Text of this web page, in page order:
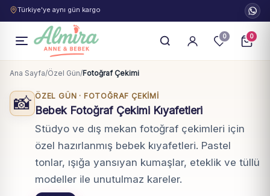
Türkiye'ye aynı gün kargo
0 0
Ana Sayfa/Özel Gün/Fotoğraf Çekimi
📸 ÖZEL GÜN · FOTOĞRAF ÇEKIMI
Bebek Fotoğraf Çekimi Kıyafetleri
Stüdyo ve dış mekan fotoğraf çekimleri için
özel hazırlanmış bebek kıyafetleri. Pastel
tonlar, ışığa yansıyan kumaşlar, eteklik ve tüllü
modeller ile unutulmaz kareler.